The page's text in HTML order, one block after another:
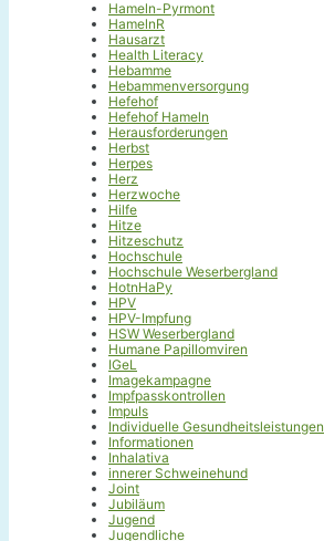
Hameln-Pyrmont
HamelnR
Hausarzt
Health Literacy
Hebamme
Hebammenversorgung
Hefehof
Hefehof Hameln
Herausforderungen
Herbst
Herpes
Herz
Herzwoche
Hilfe
Hitze
Hitzeschutz
Hochschule
Hochschule Weserbergland
HotnHaPy
HPV
HPV-Impfung
HSW Weserbergland
Humane Papillomviren
IGeL
Imagekampagne
Impfpasskontrollen
Impuls
Individuelle Gesundheitsleistungen
Informationen
Inhalativa
innerer Schweinehund
Joint
Jubiläum
Jugend
Jugendliche